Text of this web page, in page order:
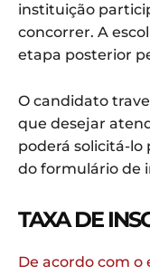
instituição
concorrer. A
etapa posterior
O candidato
que desejar
poderá solicitá-lo
do formulário de
TAXA DE
De acordo com o